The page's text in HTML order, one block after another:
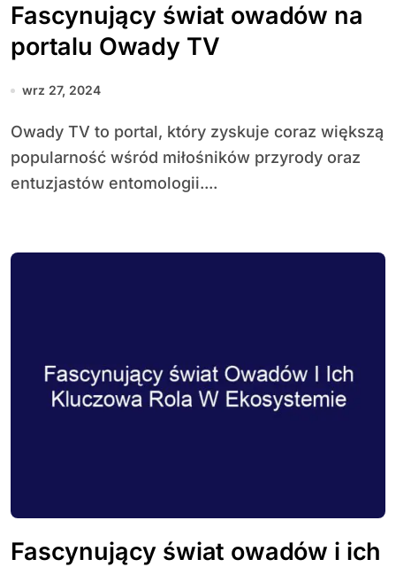
Fascynujący świat owadów na
portalu Owady TV
wrz 27, 2024
Owady TV to portal, który zyskuje coraz większą
popularność wśród miłośników przyrody oraz
entuzjastów entomologii....
Fascynujący świat owadów i ich